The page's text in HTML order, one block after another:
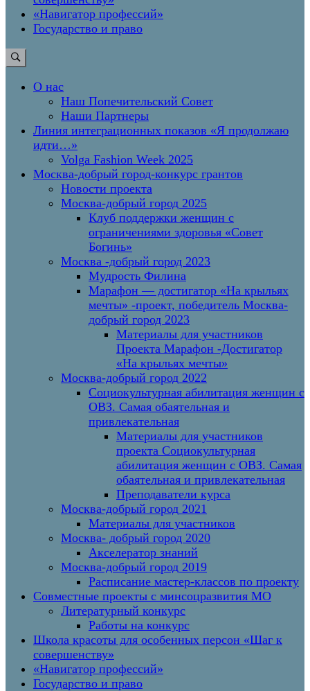
«Навигатор профессий»
Государство и право
О нас
Наш Попечительский Совет
Наши Партнеры
Линия интеграционных показов «Я продолжаю
идти…»
Volga Fashion Week 2025
Москва-добрый город-конкурс грантов
Новости проекта
Москва-добрый город 2025
Клуб поддержки женщин с
ограничениями здоровья «Совет
Богинь»
Москва -добрый город 2023
Мудрость Филина
Марафон — достигатор «На крыльях
мечты» -проект, победитель Москва-
добрый город 2023
Материалы для участников
Проекта Марафон -Достигатор
«На крыльях мечты»
Москва-добрый город 2022
Социокультурная абилитация женщин с
ОВЗ. Самая обаятельная и
привлекательная
Материалы для участников
проекта Социокультурная
абилитация женщин с ОВЗ. Самая
обаятельная и привлекательная
Преподаватели курса
Москва-добрый город 2021
Материалы для участников
Москва- добрый город 2020
Акселератор знаний
Москва-добрый город 2019
Расписание мастер-классов по проекту
Совместные проекты с минсоцразвития МО
Литературный конкурс
Работы на конкурс
Школа красоты для особенных персон «Шаг к
совершенству»
«Навигатор профессий»
Государство и право